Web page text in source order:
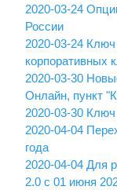
2020-03-24
России
2020-03-24
корпоративных
2020-03-30
Онлайн, пункт
2020-03-30
2020-04-04
года
2020-04-04 Для
2.0 с 01 июня